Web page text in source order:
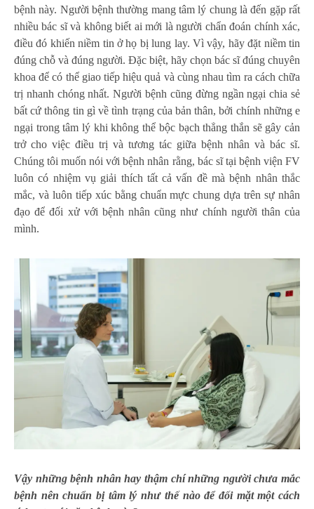
bệnh này. Người bệnh thường mang tâm lý chung là đến gặp rất
nhiều bác sĩ và không biết ai mới là người chẩn đoán chính xác,
điều đó khiến niềm tin ở họ bị lung lay. Vì vậy, hãy đặt niềm tin
đúng chỗ và đúng người. Đặc biệt, hãy chọn bác sĩ đúng chuyên
khoa để có thể giao tiếp hiệu quả và cùng nhau tìm ra cách chữa
trị nhanh chóng nhất. Người bệnh cũng đừng ngần ngại chia sẻ
bất cứ thông tin gì về tình trạng của bản thân, bởi chính những e
ngại trong tâm lý khi không thể bộc bạch thẳng thắn sẽ gây cản
trở cho việc điều trị và tương tác giữa bệnh nhân và bác sĩ.
Chúng tôi muốn nói với bệnh nhân rằng, bác sĩ tại bệnh viện FV
luôn có nhiệm vụ giải thích tất cả vấn đề mà bệnh nhân thắc
mắc, và luôn tiếp xúc bằng chuẩn mực chung dựa trên sự nhân
đạo để đối xử với bệnh nhân cũng như chính người thân của
mình.
Vậy những bệnh nhân hay thậm chí những người chưa mắc
bệnh nên chuẩn bị tâm lý như thế nào để đối mặt một cách